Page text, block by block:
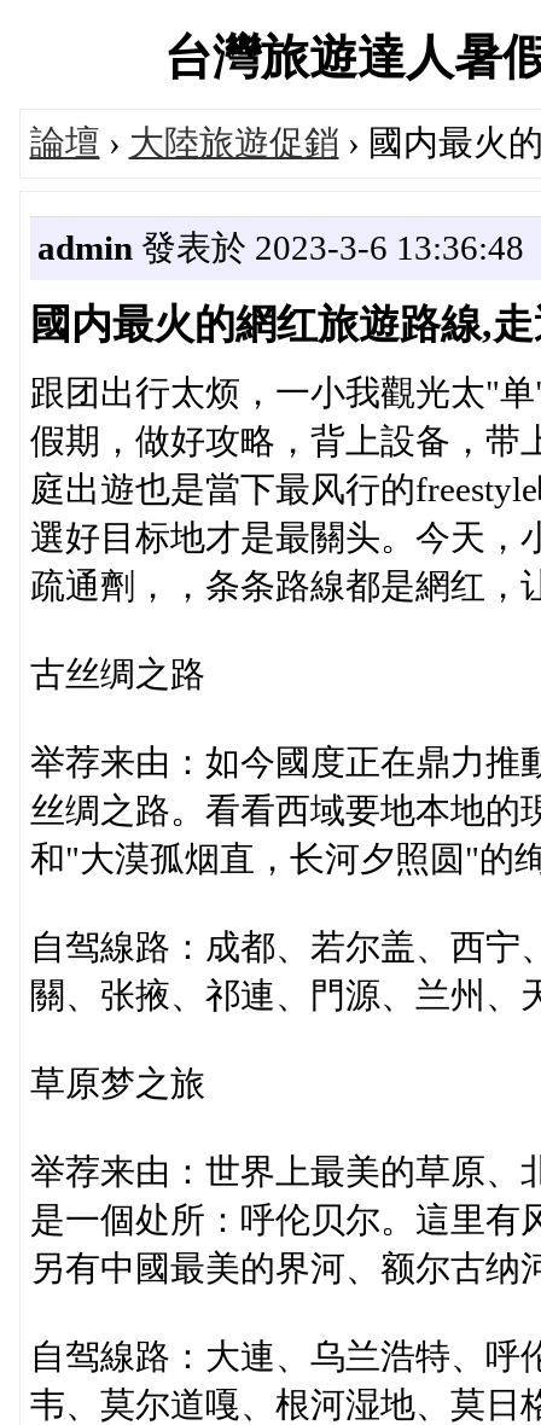
台灣旅遊達人暑
論壇 › 大陸旅遊促銷 › 國内最火
admin 發表於 2023-3-6 13:36:48
國内最火的網红旅遊路線,
跟团出行太烦，一小我觀光太"
假期，做好攻略，背上設备，带
庭出遊也是當下最风行的
選好目标地才是最關头。今天，
疏通劑，，条条路線都是網红，
古丝绸之路
举荐来由：如今國度正在鼎力
丝绸之路。看看西域要地本地的
和"大漠孤烟直，长河夕照圆"的
自驾線路：成都、若尔盖、西
關、张掖、祁連、門源、兰州、
草原梦之旅
举荐来由：世界上最美的草原、
是一個处所：呼伦贝尔。這里有
另有中國最美的界河、额尔古纳
自驾線路：大連、乌兰浩特、
韦、莫尔道嘎、根河湿地、莫日